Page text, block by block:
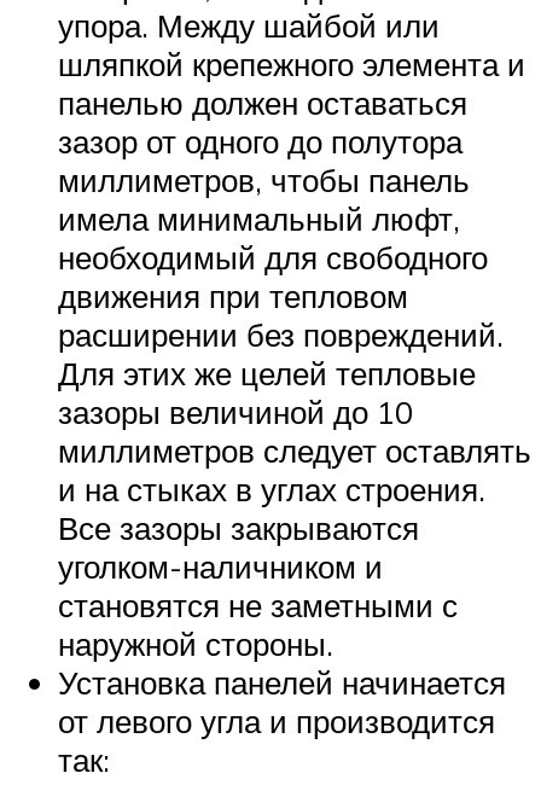
упора. Между шайбой или
шляпкой крепежного элемента и
панелью должен оставаться
зазор от одного до полутора
миллиметров, чтобы панель
имела минимальный люфт,
необходимый для свободного
движения при тепловом
расширении без повреждений.
Для этих же целей тепловые
зазоры величиной до 10
миллиметров следует оставлять
и на стыках в углах строения.
Все зазоры закрываются
уголком-наличником и
становятся не заметными с
наружной стороны.
Установка панелей начинается
от левого угла и производится
так: